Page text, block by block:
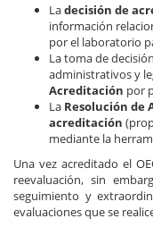
Ladecisión de
información
por el laboratorio
La toma de
administrativos y
Acreditación por
La Resolución de
acreditación
mediante la
Una vez acreditado el
reevaluación, sin
seguimiento y
evaluaciones que se